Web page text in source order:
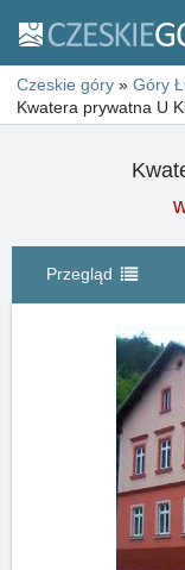
Czeskie góry » Góry
Kwatera prywatna U
Przegląd